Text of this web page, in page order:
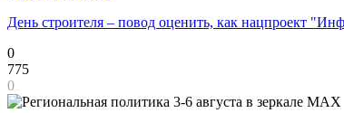
День строителя – повод оценить, как нацпроект
0
775
0